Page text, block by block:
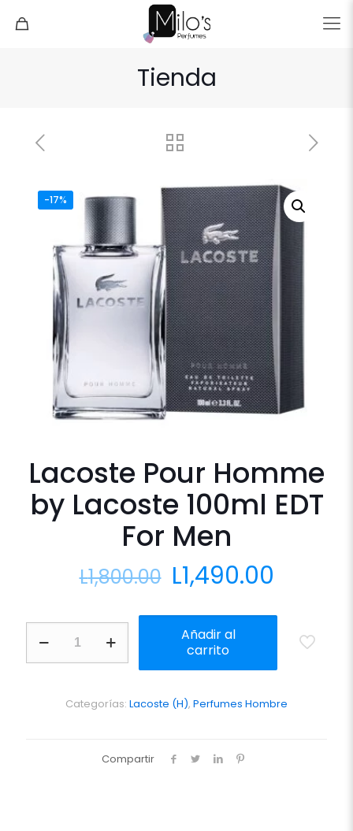
Tienda
-17%
Lacoste Pour Homme
by Lacoste 100ml EDT
For Men
L1,800.00 El
original
era:
L1,800.00.
L1,490.00
actual
es:
Pour
Homme
Añadir al
carrito
Categorías: Lacoste (H), Perfumes Hombre
Compartir